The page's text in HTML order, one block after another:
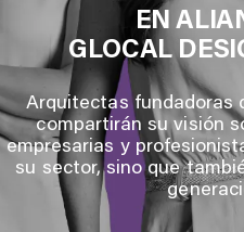
EN
GLOCAL
Arquitectas fundadoras
compartirán su visión
empresarias y
su sector, sino que